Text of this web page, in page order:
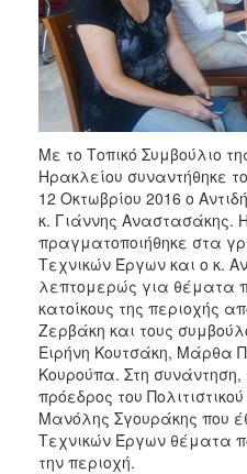
ΔΗΜΟΤΗΣ
ΕΠΙΣΚΕΠΤΗΣ
ΗΡΑΚΛΕΙΟ
Με το Τοπικό Συμβούλιο
Ηρακλείου συναντήθηκε
12 Οκτωβρίου 2016 ο
κ. Γιάννης Αναστασάκης.
πραγματοποιήθηκε στα
Τεχνικών Έργων και ο κ.
λεπτομερώς για θέματα
κατοίκους της περιοχής
Ζερβάκη και τους
Ειρήνη Κουτσάκη, Μάρθα
Κουρούπα. Στη συνάντηση,
πρόεδρος του
Μανόλης Σγουράκης που
Τεχνικών Έργων θέματα
την περιοχή.